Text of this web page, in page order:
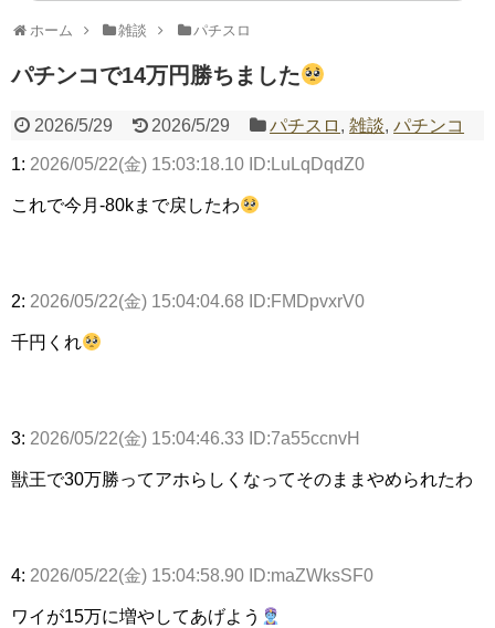
いヤバいか教えて？...
Powered by livedoor 相互RSS
ホーム 雑談 パチスロ
パチンコで14万円勝ちました
2026/5/29 2026/5/29 パチスロ ,雑談,パチンコ
1: 2026/05/22(金) 15:03:18.10 ID:LuLqDqdZ0
これで今月-80kまで戻したわ
2: 2026/05/22(金) 15:04:04.68 ID:FMDpvxrV0
千円くれ
3: 2026/05/22(金) 15:04:46.33 ID:7a55ccnvH
獣王で30万勝ってアホらしくなってそのままやめられたわ
4: 2026/05/22(金) 15:04:58.90 ID:maZWksSF0
ワイが15万に増やしてあげよう